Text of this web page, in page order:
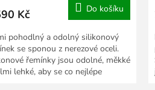
Kč Do košíku
pohodlný a odolný silikonový
se sponou z nerezové oceli.
řemínky jsou odolné, měkké
lehké, aby se co nejlépe